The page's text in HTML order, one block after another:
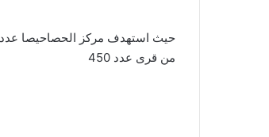
من قرى عدد 450